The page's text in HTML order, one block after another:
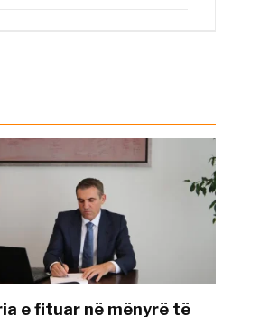
e fituar në mënyrë të